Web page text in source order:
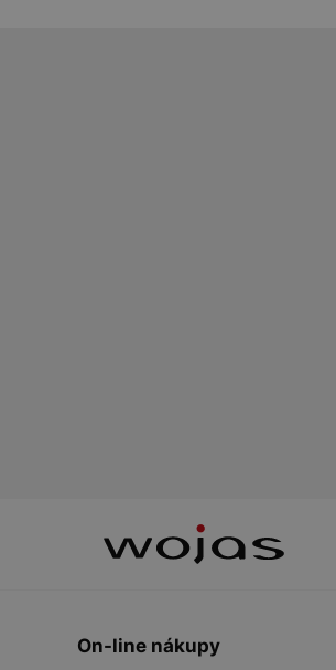
On-line nákupy